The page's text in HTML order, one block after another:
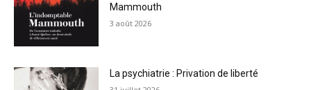
Mammouth
3 août 2026
La psychiatrie : Privation de liberté